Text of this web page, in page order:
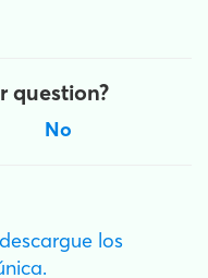
question?
No
los